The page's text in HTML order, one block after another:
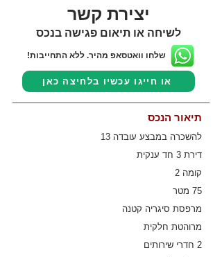
יצירת קשר
לשיחה או תיאום פגישה בנכס
שלחו וואטסאפ מהיר. ללא התחייבות!
או חייגו עכשיו בלחיצה כאן
תיאור הנכס
להשכרה במבצע עובדה 13
דירת 3 חד ענקית
קומה 2
75 מטר
מרפסת סיגריה קטנה
מרוהטת חלקית
2 חדרי שירותים